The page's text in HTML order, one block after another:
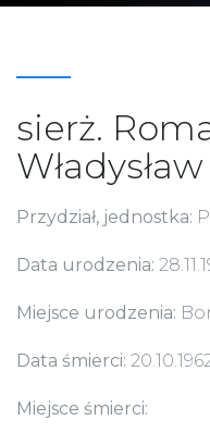
sierż.
Władysław
Przydział, jednostka:
Data urodzenia:
Miejsce urodzenia:
Data śmierci:
Miejsce śmierci: